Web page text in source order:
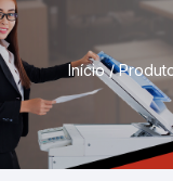
Início/